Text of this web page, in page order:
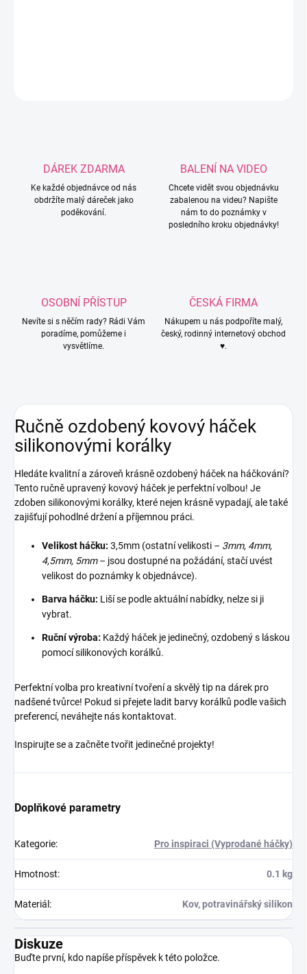
DÁREK ZDARMA
Ke každé objednávce od nás
obdržíte malý dáreček jako
poděkování.
BALENÍ NA VIDEO
Chcete vidět svou objednávku
zabalenou na videu? Napište
nám to do poznámky v
posledního kroku objednávky!
OSOBNÍ PŘÍSTUP
Nevíte si s něčím rady? Rádi Vám
poradíme, pomůžeme i
vysvětlíme.
ČESKÁ FIRMA
Nákupem u nás podpoříte malý,
český, rodinný internetový obchod
♥.
Ručně ozdobený kovový háček
silikonovými korálky
Hledáte kvalitní a zároveň krásně ozdobený háček na háčkování?
Tento ručně upravený kovový háček je perfektní volbou! Je
zdoben silikonovými korálky, které nejen krásně vypadají, ale také
zajišťují pohodlné držení a příjemnou práci.
Velikost háčku: 3,5mm (ostatní velikosti – 3mm, 4mm,
4,5mm, 5mm– jsou dostupné na požádání, stačí uvést
velikost do poznámky k objednávce).
Barva háčku: Liší se podle aktuální nabídky, nelze si ji
vybrat.
Ruční výroba: Každý háček je jedinečný, ozdobený s láskou
pomocí silikonových korálků.
Perfektní volba pro kreativní tvoření a skvělý tip na dárek pro
nadšené tvůrce! Pokud si přejete ladit barvy korálků podle vašich
preferencí, neváhejte nás kontaktovat.
Inspirujte se a začněte tvořit jedinečné projekty!
Doplňkové parametry
Kategorie: Pro inspiraci (Vyprodané háčky)
Hmotnost: 0.1 kg
Materiál : Kov, potravinářský silikon
Diskuze
Buďte první, kdo napíše příspěvek k této položce.